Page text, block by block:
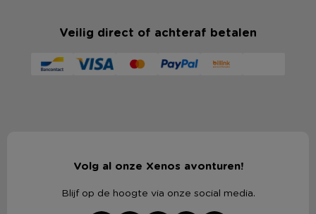
Veilig direct of achteraf betalen
Volg al onze Xenos avonturen!
Blijf op de hoogte via onze social media.